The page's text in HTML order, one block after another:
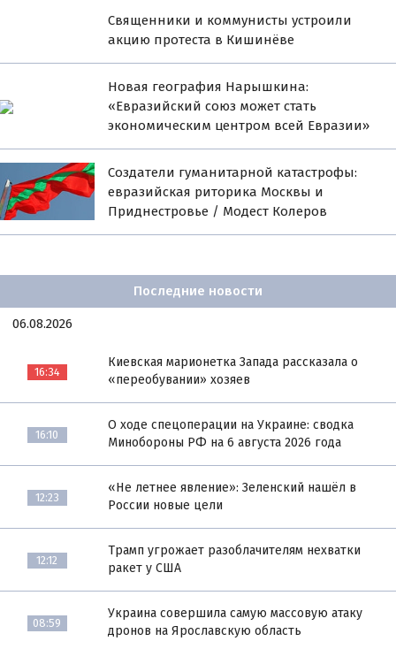
Священники и коммунисты устроили
акцию протеста в Кишинёве
Новая география Нарышкина:
«Евразийский союз может стать
экономическим центром всей Евразии»
Создатели гуманитарной катастрофы:
евразийская риторика Москвы и
Приднестровье / Модест Колеров
Последние новости
06.08.2026
16:34
Киевская марионетка Запада рассказала о
«переобувании» хозяев
16:10
О ходе спецоперации на Украине: сводка
Минобороны РФ на 6 августа 2026 года
12:23
«Не летнее явление»: Зеленский нашёл в
России новые цели
12:12
Трамп угрожает разоблачителям нехватки
ракет у США
08:59
Украина совершила самую массовую атаку
дронов на Ярославскую область